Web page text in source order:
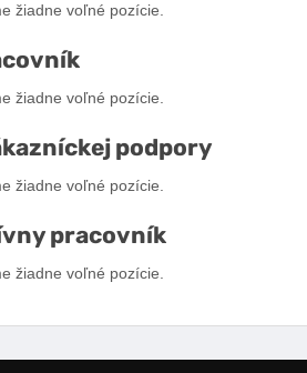
žiadne voľné pozície.
žiadne voľné pozície.
podpory
žiadne voľné pozície.
pracovník
žiadne voľné pozície.